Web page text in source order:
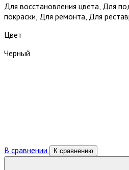
Для восстановления цвета, Для
покраски, Для ремонта, Для
Цвет
Черный
В сравнении К сравнению